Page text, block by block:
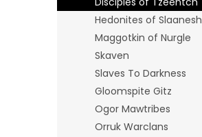
Hedonites of Slaanesh
Maggotkin of Nurgle
Skaven
Slaves To Darkness
Gloomspite Gitz
Ogor Mawtribes
Orruk Warclans